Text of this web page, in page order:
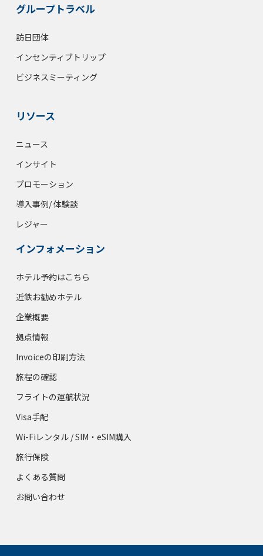
グループトラベル
訪日団体
インセンティブトリップ
ビジネスミーティング
リソース
ニュース
インサイト
プロモーション
導入事例/ 体験談
レジャー
インフォメーション
ホテル予約はこちら
近鉄お勧めホテル
企業概要
拠点情報
Invoiceの印刷方法
旅程の確認
フライトの運航状況
Visa手配
Wi-Fiレンタル / SIM・eSIM購入
旅行保険
よくある質問
お問い合わせ